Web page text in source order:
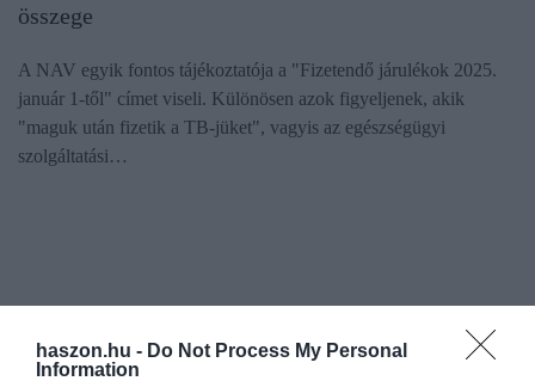
haszon.hu - Do Not Process My Personal
Information
összege
A NAV egyik fontos tájékoztatója a "Fizetendő járulékok 2025.
január 1-től" címet viseli. Különösen azok figyeljenek, akik
"maguk után fizetik a TB-jüket", vagyis az egészségügyi
szolgáltatási…